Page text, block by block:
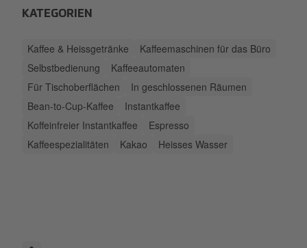
KATEGORIEN
Kaffee & Heissgetränke
Kaffeemaschinen für das Büro
Selbstbedienung
Kaffeeautomaten
Für Tischoberflächen
In geschlossenen Räumen
Bean-to-Cup-Kaffee
Instantkaffee
Koffeinfreier Instantkaffee
Espresso
Kaffeespezialitäten
Kakao Heisses Wasser